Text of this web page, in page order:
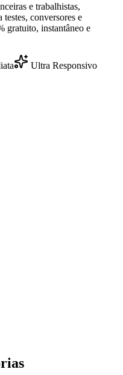
e trabalhistas,
testes, conversores e
gratuito, instantâneo e
Ultra Responsivo